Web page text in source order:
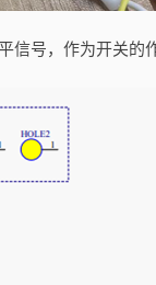
信号，作为开关的